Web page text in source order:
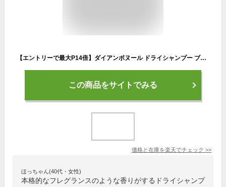
【エントリーで最大P14倍】ダイアンボヌール ドライシャンプー ブルージャスミン＆ミントの香り55ml | 水のいらないシャンプー スプレー 女性 洗い立て 頭皮スッキリ リフレッシュ ニオイ スタイリング フレグランス ツヤ髪 ヘアケア ビーガン処方 保湿
この商品をサイトでみる
価格と在庫を楽天でチェック >>
ほっちゃん(40代・女性)
本格的なフレグランスのような香りがするドライシャンプ